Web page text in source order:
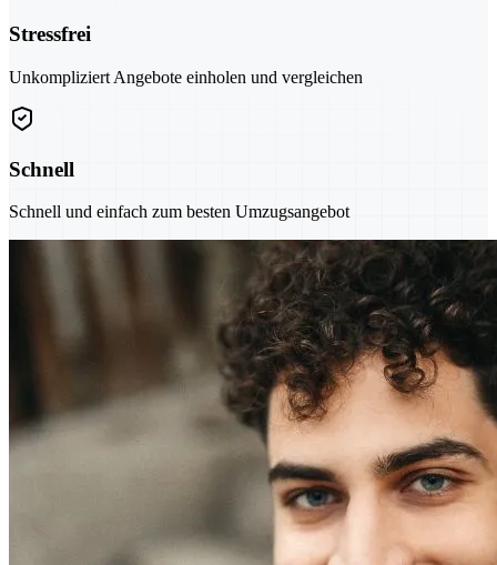
Stressfrei
Unkompliziert Angebote einholen und vergleichen
Schnell
Schnell und einfach zum besten Umzugsangebot